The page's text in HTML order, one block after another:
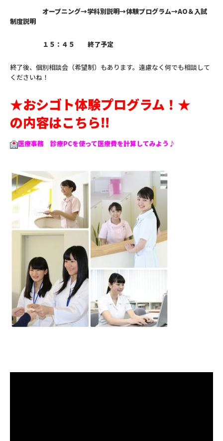
オープニング→学科別説明→体験プログラム→AO＆入試
制度説明
１５：４５ 終了予定
終了後、個別相談会（希望制）もあります。遠慮なく何でも相談して
くださいね！
★おシゴト体験プログラム！★
の内容はこちら!!
医療事務 診療PCを使って医療費を計算してみよう♪